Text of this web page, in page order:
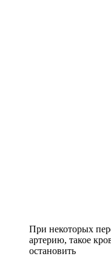
При некоторых
артерию, такое
остановить